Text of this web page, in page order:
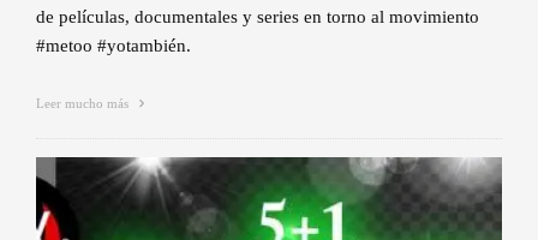
de películas, documentales y series en torno al movimiento
#metoo #yotambién.
Leer mucho más